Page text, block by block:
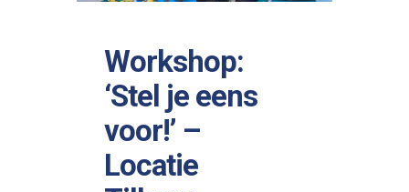
Workshop:
‘Stel je eens
voor!’ –
Locatie